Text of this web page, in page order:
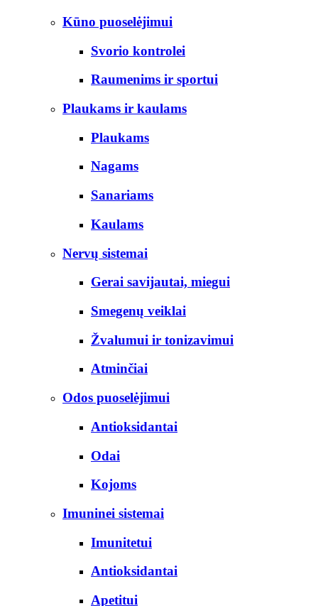
Kūno puoselėjimui
Svorio kontrolei
Raumenims ir sportui
Plaukams ir kaulams
Plaukams
Nagams
Sanariams
Kaulams
Nervų sistemai
Gerai savijautai, miegui
Smegenų veiklai
Žvalumui ir tonizavimui
Atminčiai
Odos puoselėjimui
Antioksidantai
Odai
Kojoms
Imuninei sistemai
Imunitetui
Antioksidantai
Apetitui